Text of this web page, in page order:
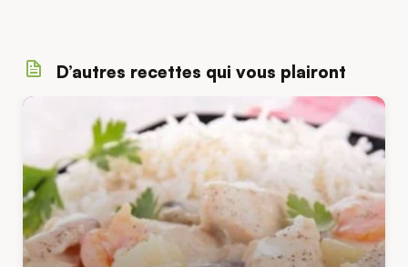
D’autres recettes qui vous plairont